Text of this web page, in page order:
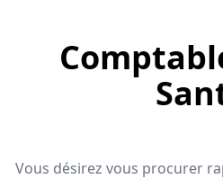
Vous désirez vous procurer